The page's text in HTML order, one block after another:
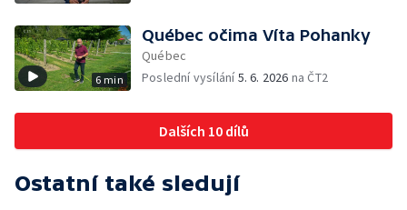
6 min
Québec očima Víta Pohanky
Québec
Poslední vysílání5. 6. 2026 na ČT2
Dalších 10 dílů
Ostatní také sledují